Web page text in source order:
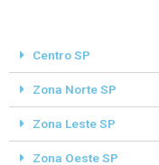
Centro SP
Zona Norte SP
Zona Leste SP
Zona Oeste SP